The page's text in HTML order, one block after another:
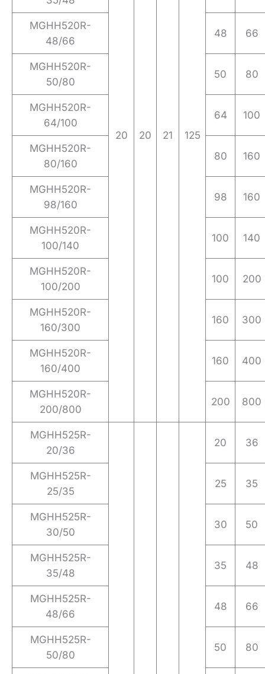
20 20 21 125
MGHH520R-
48/66
48 66
MGHH520R-
50/80
50 80
MGHH520R-
64/100
64 100
MGHH520R-
80/160
80 160
MGHH520R-
98/160
98 160
MGHH520R-
100/140
100 140
MGHH520R-
100/200
100 200
MGHH520R-
160/300
160 300
MGHH520R-
160/400
160 400
MGHH520R-
200/800
200 800
MGHH525R-
20/36
20 36
MGHH525R-
25/35
25 35
MGHH525R-
30/50
30 50
MGHH525R-
35/48
35 48
MGHH525R-
48/66
48 66
MGHH525R-
50/80
50 80